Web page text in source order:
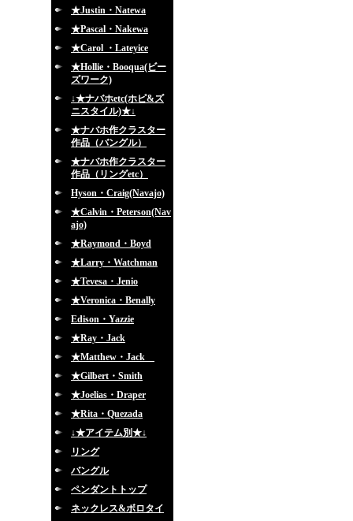
★Justin・Natewa
★Pascal・Nakewa
★Carol ・Lateyice
★Hollie・Booqua(ビー
ズワーク)
↓★ナバホetc(ホピ&ズ
ニスタイル)★↓
★ナバホ作クラスター
作品（バングル）
★ナバホ作クラスター
作品（リングetc）
Hyson・Craig(Navajo)
★Calvin・Peterson(Nav
ajo)
★Raymond・Boyd
★Larry・Watchman
★Tevesa・Jenio
★Veronica・Benally
Edison・Yazzie
★Ray・Jack
★Matthew・Jack
★Gilbert・Smith
★Joelias・Draper
★Rita・Quezada
↓★アイテム別★↓
リング
バングル
ペンダントトップ
ネックレス&ボロタイ